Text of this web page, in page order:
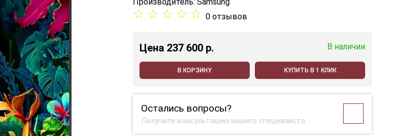
☆ ☆ ☆ ☆ ☆ 0 отзывов
Цена 237 600 p. В наличии
В КОРЗИНУ КУПИТЬ В 1 КЛИК
Остались вопросы?
Получите консультацию нашего специалиста